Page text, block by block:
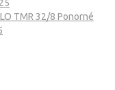
TMR 32/8 Ponorné